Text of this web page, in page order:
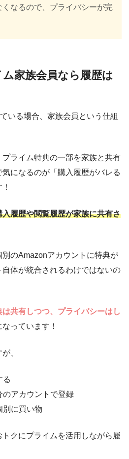
なるので、プライバシーが完
家族会員なら履歴は
いる場合、家族会員という仕組
ライム特典の一部を家族と共有
になるのが「購入履歴がバレる
履歴や閲覧履歴が家族に共有さ
のAmazonアカウントに特典が
体が統合されるわけではないの
共有しつつ、プライバシーはし
なっています！
、
る
のアカウントで登録
別に買い物
クにプライムを活用しながら履